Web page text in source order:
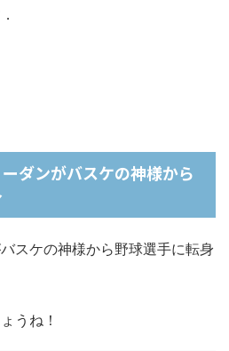
ダンがバスケの神様から
スケの神様から野球選手に転身
うね！